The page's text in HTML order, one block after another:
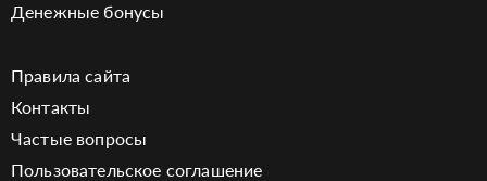
Денежные бонусы
Правила сайта
Контакты
Частые вопросы
Пользовательское соглашение